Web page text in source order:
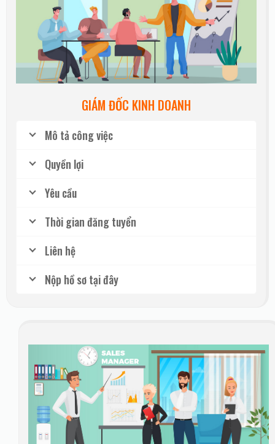
GIÁM ĐỐC KINH DOANH
Mô tả công việc
Quyền lợi
Yêu cầu
Thời gian đăng tuyển
Liên hệ
Nộp hồ sơ tại đây